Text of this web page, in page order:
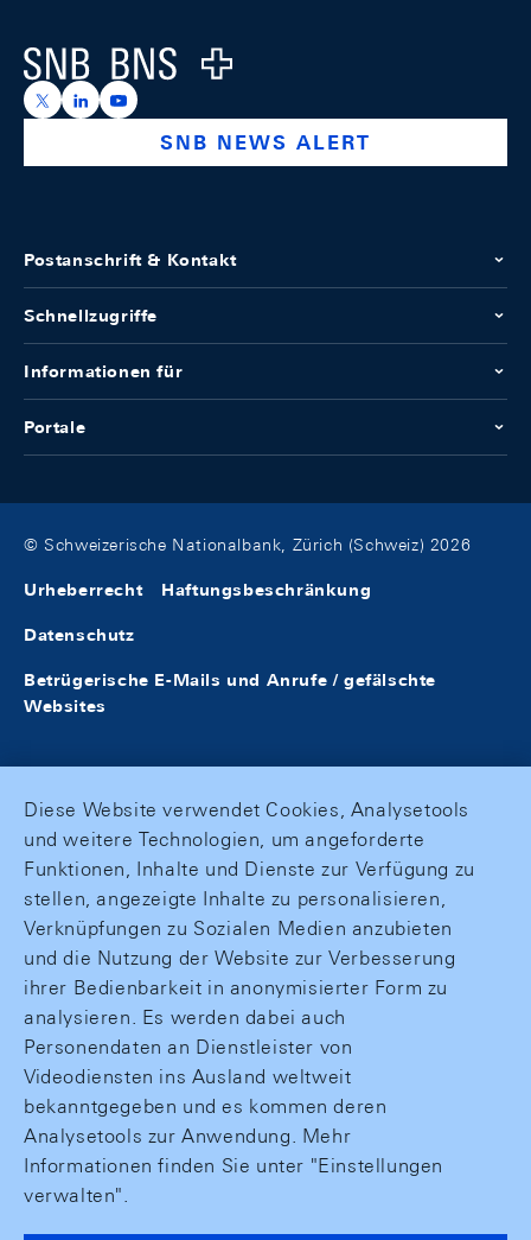
Logo
https://x.com/snb_bns
https://ch.linkedin.com/company/swiss-national-
https://www.youtube.com/@swissnationalbank
SNB NEWS ALERT
Postanschrift & Kontakt
Schnellzugriffe
Informationen für
Portale
© Schweizerische Nationalbank, Zürich (Schweiz) 2026
Urheberrecht Haftungsbeschränkung
Datenschutz
Betrügerische E-Mails und Anrufe / gefälschte
Websites
Diese Website verwendet Cookies, Analysetools
und weitere Technologien, um angeforderte
Funktionen, Inhalte und Dienste zur Verfügung zu
stellen, angezeigte Inhalte zu personalisieren,
Verknüpfungen zu Sozialen Medien anzubieten
und die Nutzung der Website zur Verbesserung
ihrer Bedienbarkeit in anonymisierter Form zu
analysieren. Es werden dabei auch
Personendaten an Dienstleister von
Videodiensten ins Ausland weltweit
bekanntgegeben und es kommen deren
Analysetools zur Anwendung. Mehr
Informationen finden Sie unter "Einstellungen
verwalten".